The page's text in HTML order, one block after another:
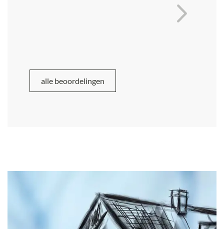
alle beoordelingen